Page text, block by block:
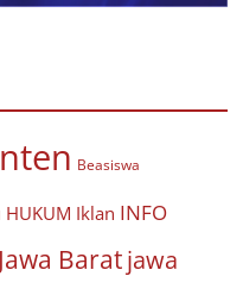
Beasiswa
HUKUM Iklan INFO
Jawa Baratjawa